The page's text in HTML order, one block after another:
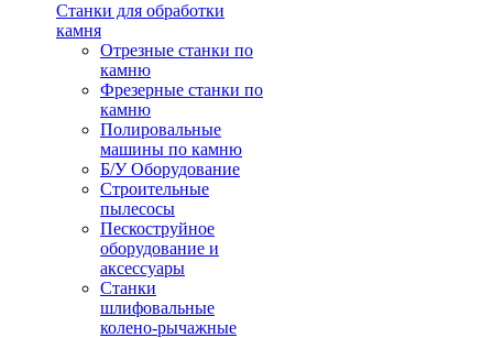
Станки для обработки
камня
Отрезные станки по
камню
Фрезерные станки по
камню
Полировальные
машины по камню
Б/У Оборудование
Строительные
пылесосы
Пескоструйное
оборудование и
аксессуары
Станки
шлифовальные
колено-рычажные